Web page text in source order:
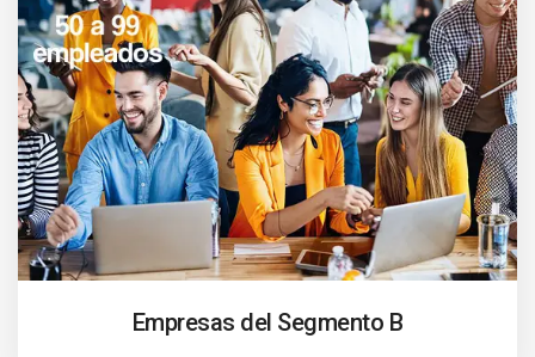
Empresas del Segmento B